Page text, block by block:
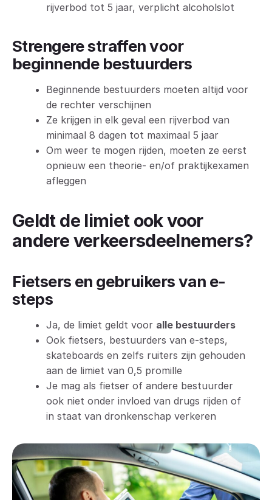
rijverbod tot 5 jaar, verplicht alcoholslot
Strengere straffen voor
beginnende bestuurders
Beginnende bestuurders moeten altijd voor
de rechter verschijnen
Ze krijgen in elk geval een rijverbod van
minimaal 8 dagen tot maximaal 5 jaar
Om weer te mogen rijden, moeten ze eerst
opnieuw een theorie- en/of praktijkexamen
afleggen
Geldt de limiet ook voor
andere verkeersdeelnemers?
Fietsers en gebruikers van e-
steps
Ja, de limiet geldt voor alle bestuurders
Ook fietsers, bestuurders van e-steps,
skateboards en zelfs ruiters zijn gehouden
aan de limiet van 0,5 promille
Je mag als fietser of andere bestuurder
ook niet onder invloed van drugs rijden of
in staat van dronkenschap verkeren